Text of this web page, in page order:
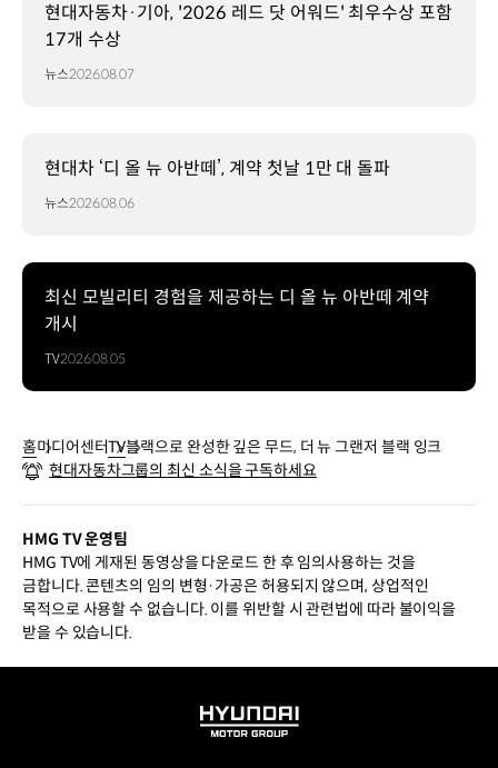
현대자동차·기아, '2026 레드 닷 어워드' 최우수상 포함
17개 수상
뉴스2026.08.07
현대차 ‘디 올 뉴 아반떼’, 계약 첫날 1만 대 돌파
뉴스2026.08.06
최신 모빌리티 경험을 제공하는 디 올 뉴 아반떼 계약
개시
TV2026.08.05
홈미디어센터TV블랙으로 완성한 깊은 무드, 더 뉴 그랜저 블랙 잉크
현대자동차그룹의 최신 소식을 구독하세요
HMG TV 운영팀
HMG TV에 게재된 동영상을 다운로드 한 후 임의사용하는 것을
금합니다. 콘텐츠의 임의 변형·가공은 허용되지 않으며, 상업적인
목적으로 사용할 수 없습니다. 이를 위반할 시 관련법에 따라 불이익을
받을 수 있습니다.
HYUNDAI